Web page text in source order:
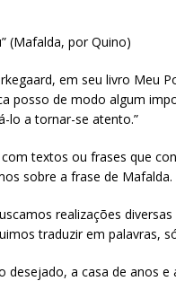
(Mafalda, por Quino)
em seu livro Meu
posso de modo algum
lo a tornar-se atento.”
textos ou frases que
sobre a frase de Mafalda.
realizações
traduzir em palavras,
desejado, a casa de anos